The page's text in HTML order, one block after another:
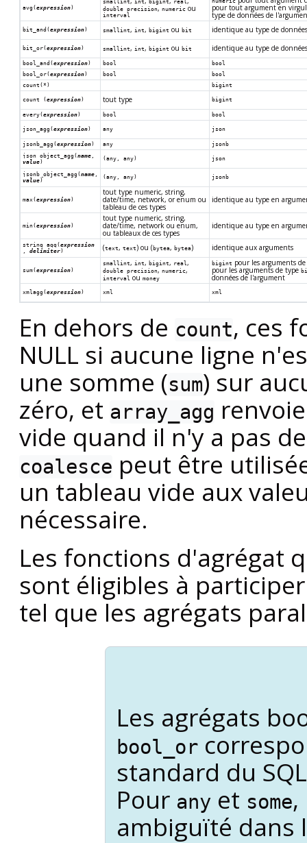
avg(expression)
smallint int bigint real
double precision, numericou
interval
pour tout argument en
type de données de
bit_and(expression) smallint, int, bigint ou bit identique au type de
bit_or(expression) smallint, int, bigint ou bit identique au type de
bool_and(expression) bool
bool
bool_or(expression) bool
bool
count(*)
bigint
count (expression) tout type bigint
every(expression) bool bool
json_agg(expression) any json
jsonb_agg(expression) any
jsonb
json_object_agg(name,
value) (any, any) json
jsonb_object_agg(name,
value) (any, any) jsonb
max(expression)
tout type numeric, string,
date/time, network, or enum ou
tableau de ces types
identique au type en
min(expression)
tout type numeric, string,
date/time, network ou enum,
ou tableaux de ces types
identique au type en
string_agg(expression
, delimiter) (text, text) ou (bytea, bytea) identique aux arguments
sum(expression)
smallint, int, bigint, real,
double precision, numeric,
interval ou money
bigint pour les arguments
pour les arguments de type
données de l'argument
xmlagg(expression) xml xml
En dehors de count, ces
NULL si aucune ligne
une somme (sum) sur
zéro, et array_agg
vide quand il n'y a pas
coalesce peut être
un tableau vide aux
nécessaire.
Les fonctions d'agrégat
sont éligibles à
tel que les agrégats
Les agrégats
bool_or
standard du
Pour any et some
ambiguïté dans